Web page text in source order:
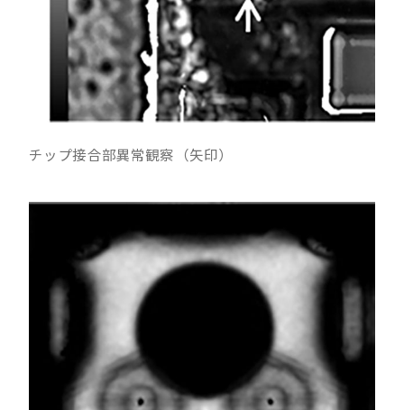
チップ接合部異常観察（矢印）